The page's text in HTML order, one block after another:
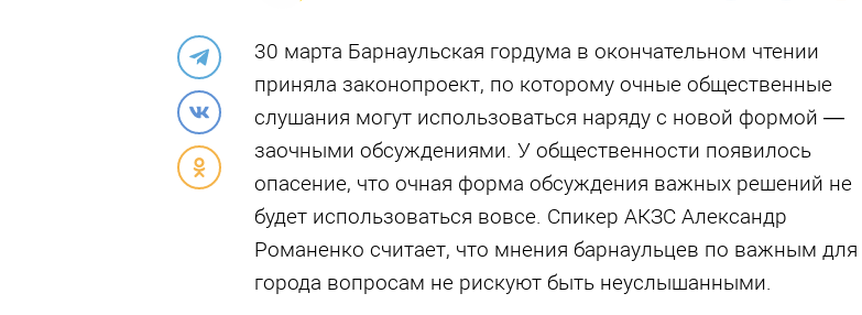
30 марта Барнаульская гордума в окончательном чтении
приняла законопроект, по которому очные общественные
слушания могут использоваться наряду с новой формой —
заочными обсуждениями. У общественности появилось
опасение, что очная форма обсуждения важных решений не
будет использоваться вовсе. Спикер АКЗС Александр
Романенко считает, что мнения барнаульцев по важным для
города вопросам не рискуют быть неуслышанными.